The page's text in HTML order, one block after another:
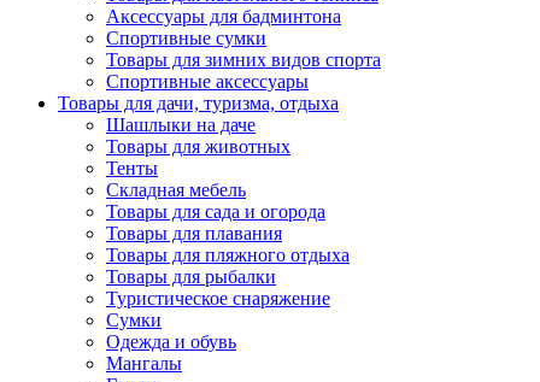
Аксессуары для бадминтона
Спортивные сумки
Товары для зимних видов спорта
Спортивные аксессуары
Товары для дачи, туризма, отдыха
Шашлыки на даче
Товары для животных
Тенты
Складная мебель
Товары для сада и огорода
Товары для плавания
Товары для пляжного отдыха
Товары для рыбалки
Туристическое снаряжение
Сумки
Одежда и обувь
Мангалы